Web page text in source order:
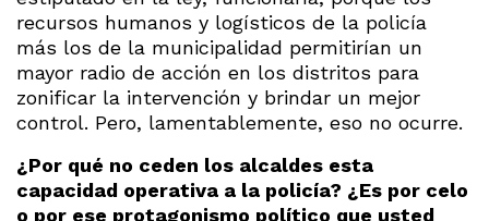
recursos humanos y logísticos de la policía
más los de la municipalidad permitirían un
mayor radio de acción en los distritos para
zonificar la intervención y brindar un mejor
control. Pero, lamentablemente, eso no ocurre.
¿Por qué no ceden los alcaldes esta
capacidad operativa a la policía? ¿Es por celo
o por ese protagonismo político que usted